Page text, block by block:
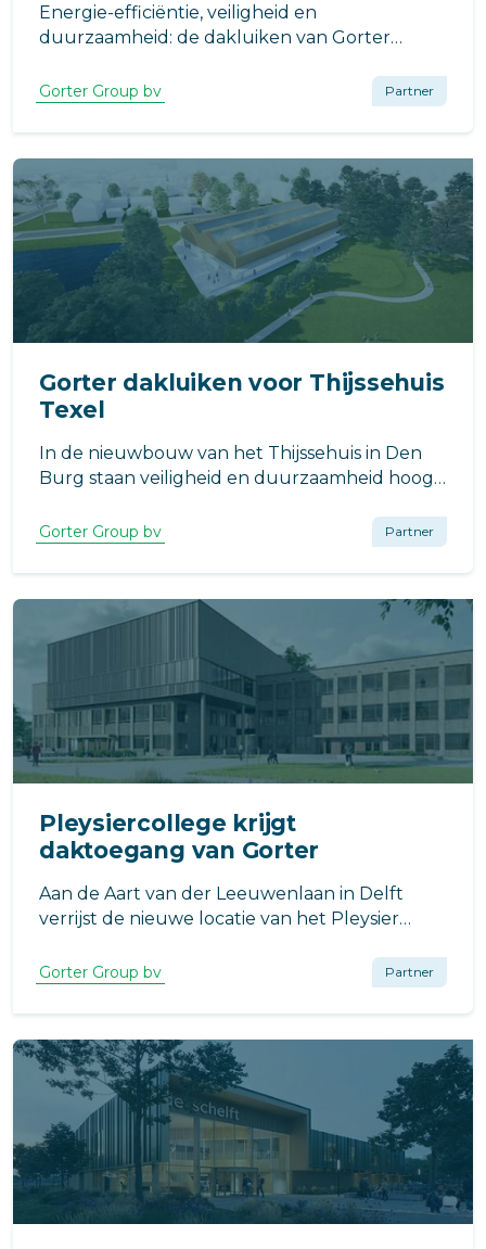
Energie-efficiëntie, veiligheid en
duurzaamheid: de dakluiken van Gorter
Gorter Group bv Partner
Gorter dakluiken voor Thijssehuis
Texel
In de nieuwbouw van het Thijssehuis in Den
Burg staan veiligheid en duurzaamheid hoog
het dak werden twee Gorter dakluiken
Gorter Group bv Partner
Pleysiercollege krijgt
daktoegang van Gorter
Aan de Aart van der Leeuwenlaan in Delft
verrijst de nieuwe locatie van het Pleysier
straks een moderne, toekomstbestendige
toegankelijkheid en functionaliteit centraal
staan.
Gorter Group bv Partner